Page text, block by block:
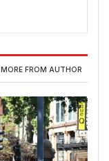
MORE FROM AUTHOR